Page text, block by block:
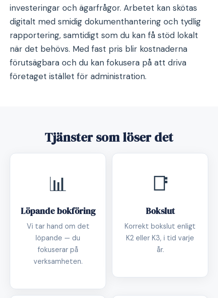
investeringar och ägarfrågor. Arbetet kan skötas
digitalt med smidig dokumenthantering och tydlig
rapportering, samtidigt som du kan få stöd lokalt
när det behövs. Med fast pris blir kostnaderna
förutsägbara och du kan fokusera på att driva
företaget istället för administration.
Tjänster som löser det
📊
Löpande bokföring
Vi tar hand om det
löpande — du
fokuserar på
verksamheten.
📑
Bokslut
Korrekt bokslut enligt
K2 eller K3, i tid varje
år.